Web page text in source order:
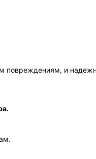
повреждениям, и